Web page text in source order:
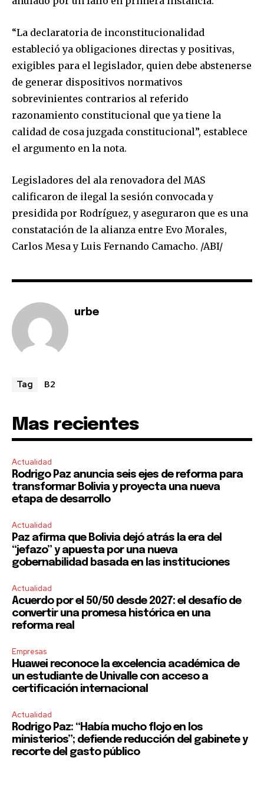
“La declaratoria de inconstitucionalidad
estableció ya obligaciones directas y positivas,
exigibles para el legislador, quien debe abstenerse
de generar dispositivos normativos
sobrevinientes contrarios al referido
razonamiento constitucional que ya tiene la
calidad de cosa juzgada constitucional”, establece
el argumento en la nota.
Legisladores del ala renovadora del MAS
calificaron de ilegal la sesión convocada y
presidida por Rodríguez, y aseguraron que es una
constatación de la alianza entre Evo Morales,
Carlos Mesa y Luis Fernando Camacho. /ABI/
urbe
Tag B2
Mas recientes
Actualidad
Rodrigo Paz anuncia seis ejes de reforma para
transformar Bolivia y proyecta una nueva
etapa de desarrollo
Actualidad
Paz afirma que Bolivia dejó atrás la era del
“jefazo” y apuesta por una nueva
gobernabilidad basada en las instituciones
Actualidad
Acuerdo por el 50/50 desde 2027: el desafío de
convertir una promesa histórica en una
reforma real
Empresas
Huawei reconoce la excelencia académica de
un estudiante de Univalle con acceso a
certificación internacional
Actualidad
Rodrigo Paz: “Había mucho flojo en los
ministerios”; defiende reducción del gabinete y
recorte del gasto público